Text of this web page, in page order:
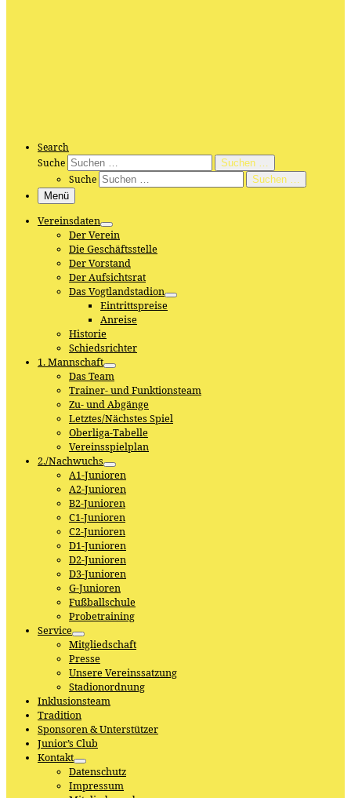
Search
Suche
Suchen …
Suche
Suchen …
Menü
Vereinsdaten
Der Verein
Die Geschäftsstelle
Der Vorstand
Der Aufsichtsrat
Das Vogtlandstadion
Eintrittspreise
Anreise
Historie
Schiedsrichter
1. Mannschaft
Das Team
Trainer- und Funktionsteam
Zu- und Abgänge
Letztes/Nächstes Spiel
Oberliga-Tabelle
Vereinsspielplan
2./Nachwuchs
A1-Junioren
A2-Junioren
B2-Junioren
C1-Junioren
C2-Junioren
D1-Junioren
D2-Junioren
D3-Junioren
G-Junioren
Fußballschule
Probetraining
Service
Mitgliedschaft
Presse
Unsere Vereinssatzung
Stadionordnung
Inklusionsteam
Tradition
Sponsoren & Unterstützer
Junior’s Club
Kontakt
Datenschutz
Impressum